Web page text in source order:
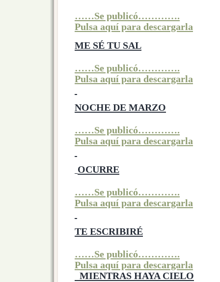
……Se publicó………….
Pulsa aquí para descargarla
ME SÉ TU SAL
……Se publicó………….
Pulsa aquí para descargarla
NOCHE DE MARZO
……Se publicó………….
Pulsa aquí para descargarla
OCURRE
……Se publicó………….
Pulsa aquí para descargarla
TE ESCRIBIRÉ
……Se publicó………….
Pulsa aquí para descargarla
MIENTRAS HAYA CIELO